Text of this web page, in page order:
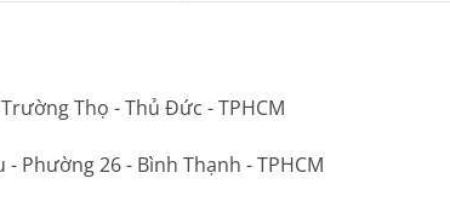
Thọ - Thủ Đức - TPHCM
- Phường 26 - Bình Thạnh - TPHCM